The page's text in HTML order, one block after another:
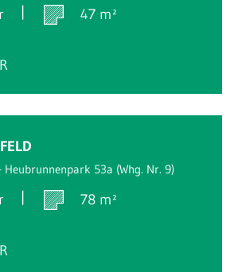
47 m²
Heubrunnenpark 53a (Whg. Nr. 9)
78 m²